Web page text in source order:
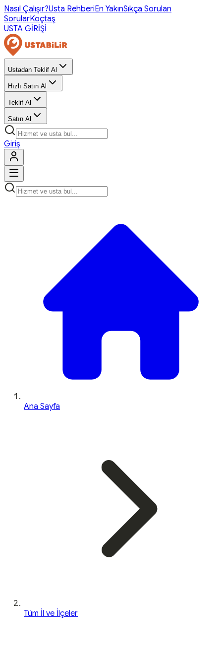
Nasıl Çalışır?Usta RehberiEn YakınSıkça Sorulan
SorularKoçtaş
USTA GİRİŞİ
Ustadan Teklif Al
Hızlı Satın Al
Teklif Al
Satın Al
Giriş
Ana Sayfa
Tüm İl ve İlçeler